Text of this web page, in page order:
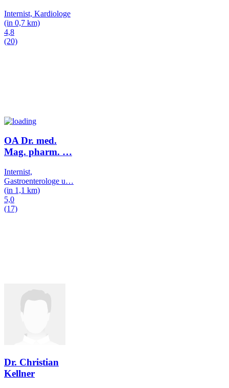
Internist, Kardiologe
(in 0,7 km)
4,8
(20)
OA Dr. med.
Mag. pharm. …
Internist,
Gastroenterologe u…
(in 1,1 km)
5,0
(17)
Dr. Christian
Kellner